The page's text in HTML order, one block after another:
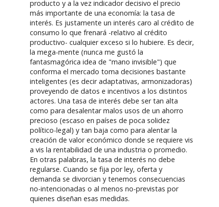
producto y a la vez indicador decisivo el precio
más importante de una economía: la tasa de
interés. Es justamente un interés caro al crédito de
consumo lo que frenará -relativo al crédito
productivo- cualquier exceso si lo hubiere. Es decir,
la mega-mente (nunca me gustó la
fantasmagórica idea de "mano invisible") que
conforma el mercado toma decisiones bastante
inteligentes (es decir adaptativas, armonizadoras)
proveyendo de datos e incentivos a los distintos
actores. Una tasa de interés debe ser tan alta
como para desalentar malos usos de un ahorro
precioso (escaso en países de poca solidez
político-legal) y tan baja como para alentar la
creación de valor económico donde se requiere vis
a vis la rentabilidad de una industria o promedio.
En otras palabras, la tasa de interés no debe
regularse. Cuando se fija por ley, oferta y
demanda se divorcian y tenemos consecuencias
no-intencionadas o al menos no-previstas por
quienes diseñan esas medidas.